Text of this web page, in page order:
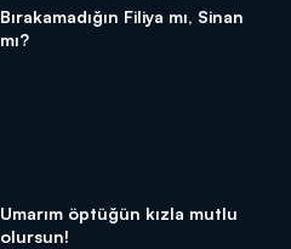
Bırakamadığın Filiya mı, Sinan
mı?
Umarım öptüğün kızla mutlu
olursun!